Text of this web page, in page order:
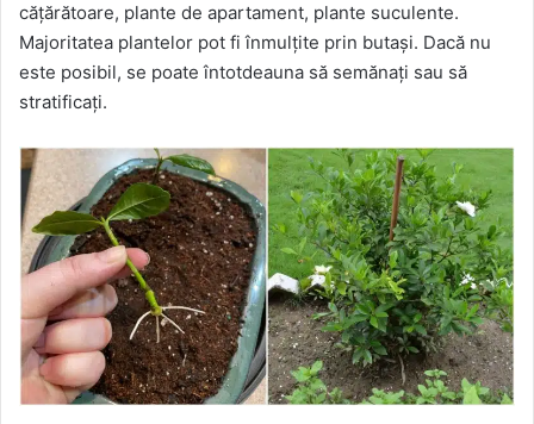
cățărătoare, plante de apartament, plante suculente.
Majoritatea plantelor pot fi înmulțite prin butași. Dacă nu
este posibil, se poate întotdeauna să semănați sau să
stratificați.